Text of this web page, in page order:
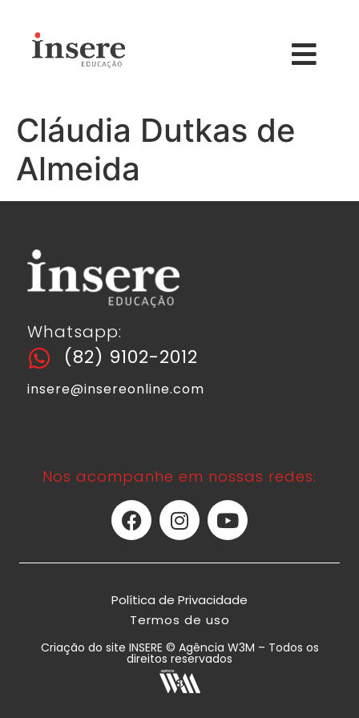
Cláudia Dutkas de
Almeida
Whatsapp:
(82) 9102-2012
insere@insereonline.com
Nos acompanhe em nossas redes:
Política de Privacidade
Termos de uso
Criação do site INSERE © Agência W3M – Todos os
direitos reservados